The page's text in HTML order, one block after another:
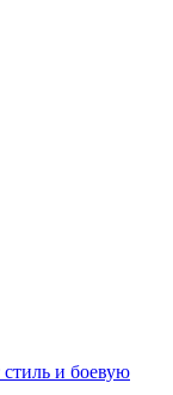
и боевую